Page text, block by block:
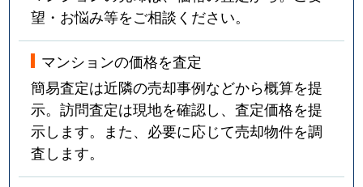
望・お悩み等をご相談ください。
マンションの価格を査定
簡易査定は近隣の売却事例などから概算を提
示。訪問査定は現地を確認し、査定価格を提
示します。また、必要に応じて売却物件を調
査します。